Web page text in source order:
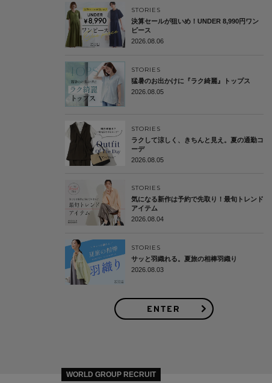
STORIES
決算セールが狙いめ！UNDER 8,990円ワン
ピース
2026.08.06
STORIES
猛暑のお出かけに『ラク綺麗』トップス
2026.08.05
STORIES
ラクして涼しく、きちんと見え。夏の通勤コ
ーデ
2026.08.05
STORIES
気になる新作は予約で先取り！最旬トレンド
アイテム
2026.08.04
STORIES
サッと羽織れる。夏旅の相棒羽織り
2026.08.03
WORLD GROUP RECRUIT